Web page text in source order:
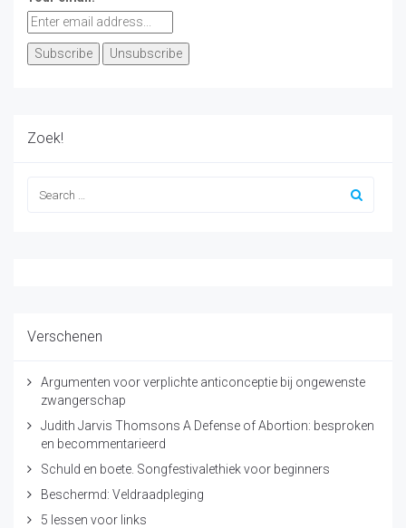
Zoek!
Verschenen
Argumenten voor verplichte anticonceptie bij ongewenste
zwangerschap
Judith Jarvis Thomsons A Defense of Abortion: besproken
en becommentarieerd
Schuld en boete. Songfestivalethiek voor beginners
Beschermd: Veldraadpleging
5 lessen voor links